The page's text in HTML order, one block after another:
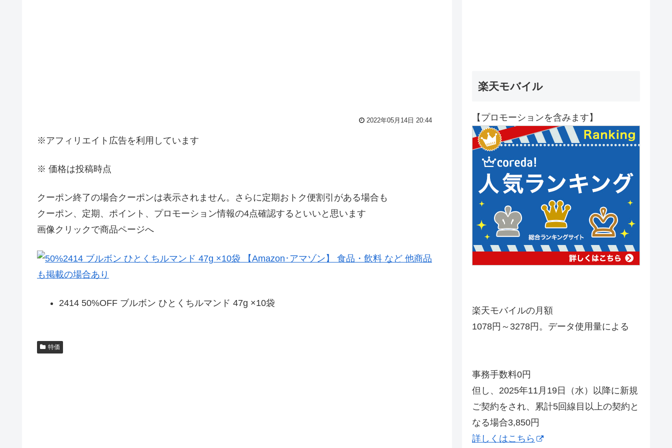
2022年05月14日 20:44
※アフィリエイト広告を利用しています
※ 価格は投稿時点
クーポン終了の場合クーポンは表示されません。さらに定期おトク便割引がある場合も
クーポン、定期、ポイント、プロモーション情報の4点確認するといいと思います
画像クリックで商品ページへ
2414 50%OFF ブルボン ひとくちルマンド 47g ×10袋
特価
楽天モバイル
【プロモーションを含みます】
楽天モバイルの月額
1078円～3278円。データ使用量による
事務手数料0円
但し、2025年11月19日（水）以降に新規
ご契約をされ、累計5回線目以上の契約と
なる場合3,850円
詳しくはこちら